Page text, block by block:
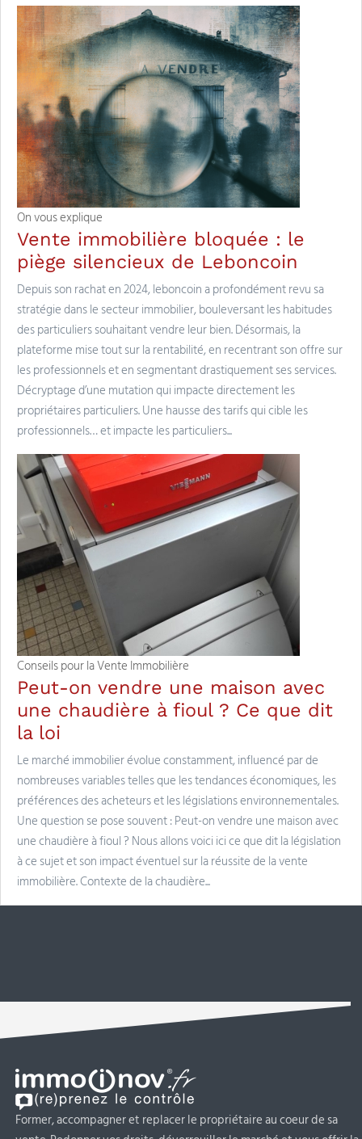
On vous explique
Vente immobilière bloquée : le
piège silencieux de Leboncoin
Depuis son rachat en 2024, leboncoin a profondément revu sa
stratégie dans le secteur immobilier, bouleversant les habitudes
des particuliers souhaitant vendre leur bien. Désormais, la
plateforme mise tout sur la rentabilité, en recentrant son offre sur
les professionnels et en segmentant drastiquement ses services.
Décryptage d’une mutation qui impacte directement les
propriétaires particuliers. Une hausse des tarifs qui cible les
professionnels… et impacte les particuliers...
Conseils pour la Vente Immobilière
Peut-on vendre une maison avec
une chaudière à fioul ? Ce que dit
la loi
Le marché immobilier évolue constamment, influencé par de
nombreuses variables telles que les tendances économiques, les
préférences des acheteurs et les législations environnementales.
Une question se pose souvent : Peut-on vendre une maison avec
une chaudière à fioul ? Nous allons voici ici ce que dit la législation
à ce sujet et son impact éventuel sur la réussite de la vente
immobilière. Contexte de la chaudière...
Former, accompagner et replacer le propriétaire au coeur de sa